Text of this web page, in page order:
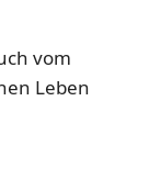
vom
Leben